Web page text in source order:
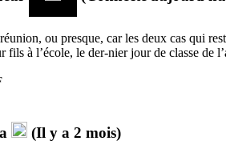
ou presque, car les deux cas qui
fils à l’école, le der-nier jour de classe de
(Il y a 2 mois)